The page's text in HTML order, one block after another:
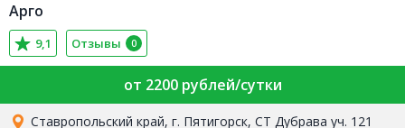
Арго
9,1 Отзывы 0
от 2200 рублей/сутки
Ставропольский край, г. Пятигорск, СТ Дубрава уч. 121